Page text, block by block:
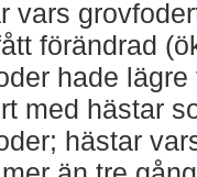
vars
förändrad
hade
med hästar
hästar